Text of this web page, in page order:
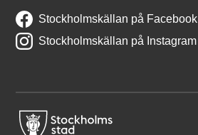
Stockholmskällan på Facebook
Stockholmskällan på Instagram